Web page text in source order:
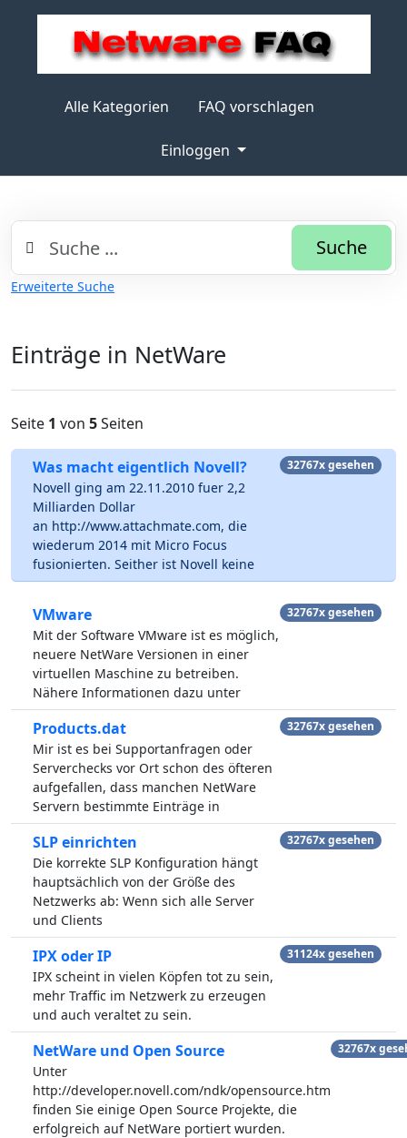
Alle Kategorien FAQ vorschlagen
Einloggen
Suche
Erweiterte Suche
Einträge in NetWare
Seite 1 von 5Seiten
Was macht eigentlich Novell?
Novell ging am 22.11.2010 fuer 2,2
Milliarden Dollar
an http://www.attachmate.com, die
wiederum 2014 mit Micro Focus
fusionierten. Seither ist Novell keine
32767x gesehen
VMware
Mit der Software VMware ist es möglich,
neuere NetWare Versionen in einer
virtuellen Maschine zu betreiben.
Nähere Informationen dazu unter
32767x gesehen
Products.dat
Mir ist es bei Supportanfragen oder
Serverchecks vor Ort schon des öfteren
aufgefallen, dass manchen NetWare
Servern bestimmte Einträge in
32767x gesehen
SLP einrichten
Die korrekte SLP Konfiguration hängt
hauptsächlich von der Größe des
Netzwerks ab: Wenn sich alle Server
und Clients
32767x gesehen
IPX oder IP
IPX scheint in vielen Köpfen tot zu sein,
mehr Traffic im Netzwerk zu erzeugen
und auch veraltet zu sein.
31124x gesehen
NetWare und Open Source
Unter
http://developer.novell.com/ndk/opensource.htm
finden Sie einige Open Source Projekte, die
erfolgreich auf NetWare portiert wurden.
32767x